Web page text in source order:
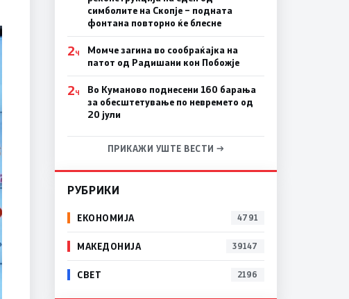
симболите на Скопје – подната
фонтана повторно ќе блесне
2Ч
Момче загина во сообраќајка на
патот од Радишани кон Побожје
2Ч
Во Куманово поднесени 160 барања
за обесштетување по невремето од
20 јули
ПРИКАЖИ УШТЕ ВЕСТИ →
РУБРИКИ
ЕКОНОМИЈА 4791
МАКЕДОНИЈА 39147
СВЕТ 2196